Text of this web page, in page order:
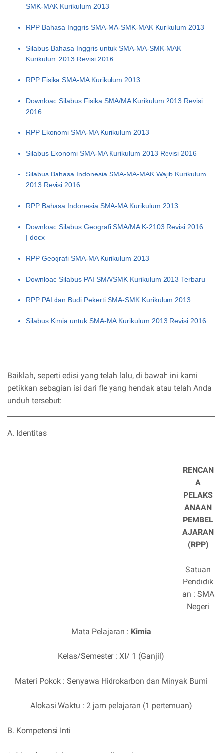
SMK-MAK Kurikulum 2013
RPP Bahasa Inggris SMA-MA-SMK-MAK Kurikulum 2013
Silabus Bahasa Inggris untuk SMA-MA-SMK-MAK
Kurikulum 2013 Revisi 2016
RPP Fisika SMA-MA Kurikulum 2013
Download Silabus Fisika SMA/MA Kurikulum 2013 Revisi
2016
RPP Ekonomi SMA-MA Kurikulum 2013
Silabus Ekonomi SMA-MA Kurikulum 2013 Revisi 2016
Silabus Bahasa Indonesia SMA-MA-MAK Wajib Kurikulum
2013 Revisi 2016
RPP Bahasa Indonesia SMA-MA Kurikulum 2013
Download Silabus Geografi SMA/MA K-2103 Revisi 2016
| docx
RPP Geografi SMA-MA Kurikulum 2013
Download Silabus PAI SMA/SMK Kurikulum 2013 Terbaru
RPP PAI dan Budi Pekerti SMA-SMK Kurikulum 2013
Silabus Kimia untuk SMA-MA Kurikulum 2013 Revisi 2016
Baiklah, seperti edisi yang telah lalu, di bawah ini kami
petikkan sebagian isi dari fle yang hendak atau telah Anda
unduh tersebut:
A. Identitas
RENCAN
A
PELAKS
ANAAN
PEMBEL
AJARAN
(RPP)
Satuan
Pendidik
an : SMA
Negeri
Mata Pelajaran : Kimia
Kelas/Semester : XI/ 1 (Ganjil)
Materi Pokok : Senyawa Hidrokarbon dan Minyak Bumi
Alokasi Waktu : 2 jam pelajaran (1 pertemuan)
B. Kompetensi Inti